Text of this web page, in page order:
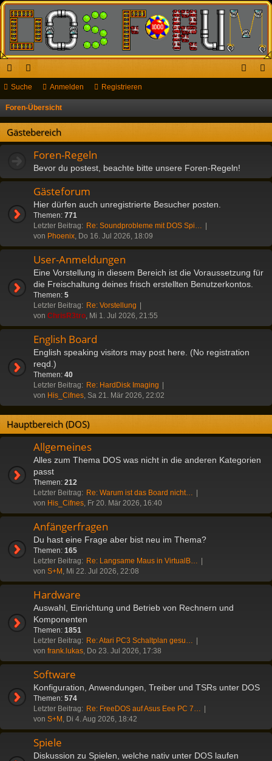
ch
ne
llz
ug
or
en
el
de
rie
re
Suche Anmelden Registrieren
Foren-Übersicht
u
Gästebereich
Foren-Regeln
Bevor du postest, beachte bitte unsere Foren-Regeln!
Gästeforum
Hier dürfen auch unregistrierte Besucher posten.
Themen: 771
Letzter Beitrag: Re: Soundprobleme mit DOS Spi…
von Phoenix, Do 16. Jul 2026, 18:09
User-Anmeldungen
Eine Vorstellung in diesem Bereich ist die Voraussetzung für
die Freischaltung deines frisch erstellten Benutzerkontos.
Themen: 5
Letzter Beitrag: Re: Vorstellung
von ChrisR3tro, Mi 1. Jul 2026, 21:55
English Board
English speaking visitors may post here. (No registration
reqd.)
Themen: 40
Letzter Beitrag: Re: HardDisk Imaging
von His_Cifnes, Sa 21. Mär 2026, 22:02
Hauptbereich (DOS)
Allgemeines
Alles zum Thema DOS was nicht in die anderen Kategorien
passt
Themen: 212
Letzter Beitrag: Re: Warum ist das Board nicht…
von His_Cifnes, Fr 20. Mär 2026, 16:40
Anfängerfragen
Du hast eine Frage aber bist neu im Thema?
Themen: 165
Letzter Beitrag: Re: Langsame Maus in VirtualB…
von S+M , Mi 22. Jul 2026, 22:08
Hardware
Auswahl, Einrichtung und Betrieb von Rechnern und
Komponenten
Themen: 1851
Letzter Beitrag: Re: Atari PC3 Schaltplan gesu…
von frank.lukas, Do 23. Jul 2026, 17:38
Software
Konfiguration, Anwendungen, Treiber und TSRs unter DOS
Themen: 574
Letzter Beitrag: Re: FreeDOS auf Asus Eee PC 7…
von S+M , Di 4. Aug 2026, 18:42
Spiele
Diskussion zu Spielen, welche nativ unter DOS laufen